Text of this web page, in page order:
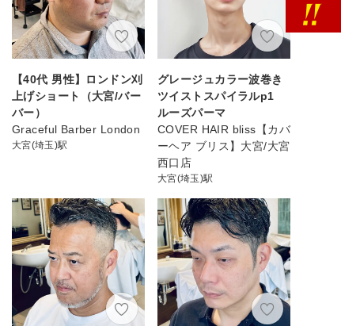
【40代 男性】ロンドン刈
上げショート（大宮/バー
バー）
Graceful Barber London
大宮(埼玉)駅
グレージュカラー波巻き
ツイストスパイラルp1
ルーズパーマ
COVER HAIR bliss【カバ
ーヘア ブリス】大宮/大宮
西口店
大宮(埼玉)駅